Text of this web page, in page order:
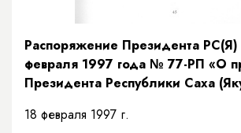
Распоряжение Президента РС(Я)
февраля 1997 года № 77-РП «О
Президента Республики Саха
18 февраля 1997 г.